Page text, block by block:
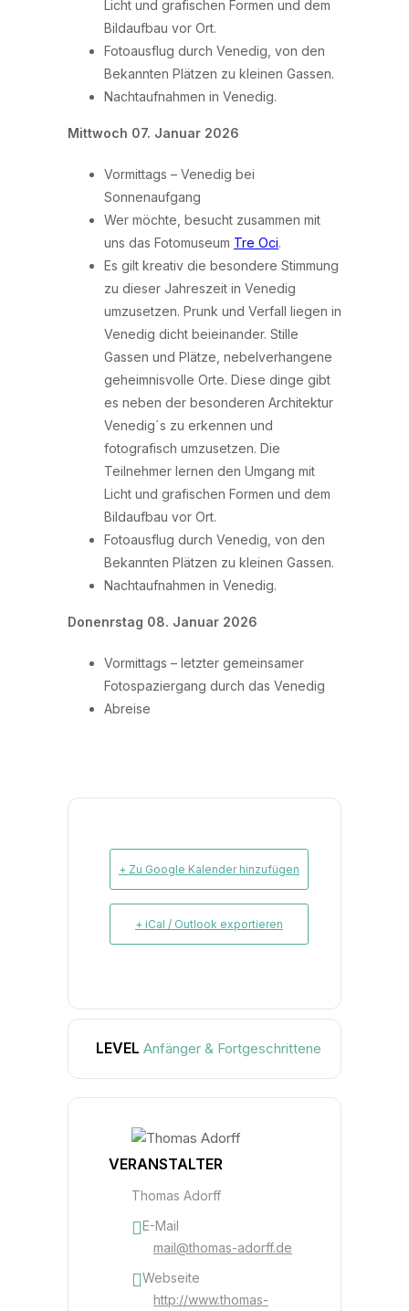
Licht und grafischen Formen und dem
Bildaufbau vor Ort.
Fotoausflug durch Venedig, von den
Bekannten Plätzen zu kleinen Gassen.
Nachtaufnahmen in Venedig.
Mittwoch 07. Januar 2026
Vormittags – Venedig bei
Sonnenaufgang
Wer möchte, besucht zusammen mit
uns das Fotomuseum Tre Oci.
Es gilt kreativ die besondere Stimmung
zu dieser Jahreszeit in Venedig
umzusetzen. Prunk und Verfall liegen in
Venedig dicht beieinander. Stille
Gassen und Plätze, nebelverhangene
geheimnisvolle Orte. Diese dinge gibt
es neben der besonderen Architektur
Venedig´s zu erkennen und
fotografisch umzusetzen. Die
Teilnehmer lernen den Umgang mit
Licht und grafischen Formen und dem
Bildaufbau vor Ort.
Fotoausflug durch Venedig, von den
Bekannten Plätzen zu kleinen Gassen.
Nachtaufnahmen in Venedig.
Donenrstag 08. Januar 2026
Vormittags – letzter gemeinsamer
Fotospaziergang durch das Venedig
Abreise
+ Zu Google Kalender hinzufügen
+ iCal / Outlook exportieren
LEVEL Anfänger & Fortgeschrittene
VERANSTALTER
Thomas Adorff
E-Mail
mail@thomas-adorff.de
Webseite
http://www.thomas-